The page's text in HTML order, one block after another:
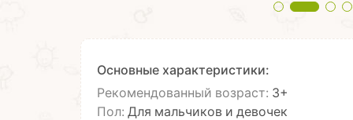
Основные характеристики:
Рекомендованный возраст: 3+
Пол: Для мальчиков и девочек